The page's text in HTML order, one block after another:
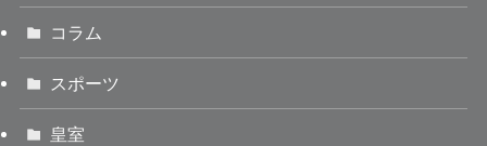
コラム
スポーツ
皇室